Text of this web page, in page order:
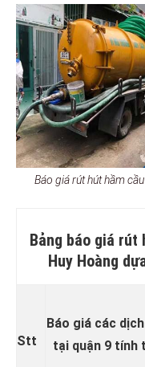
Báo giá rút hút hầm
Bảng báo giá rút
Huy Hoàng
Stt
Báo giá các
tại quận 9 tính